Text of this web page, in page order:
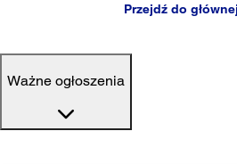
Przejdź do
Ważne ogłoszenia